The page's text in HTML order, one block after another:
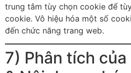
trung tâm tùy chọn cookie để
cookie. Vô hiệu hóa một số
đến chức năng trang web.
7) Phân tích